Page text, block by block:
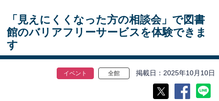
「見えにくくなった方の相談会」で図書
館のバリアフリーサービスを体験できま
す
イベント 全館 掲載日 2025年10月10日